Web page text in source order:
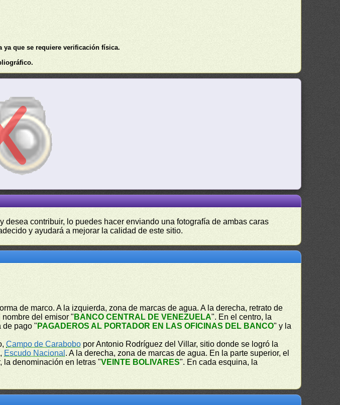
ya que se requiere verificación física.
contribuir, lo puedes hacer enviando una fotografía de ambas caras
y ayudará a mejorar la calidad de este sitio.
de marco. A la izquierda, zona de marcas de agua. A la derecha, retrato de
del emisor " BANCO CENTRAL DE VENEZUELA". En el centro, la
de pago " PAGADEROS AL PORTADOR EN LAS OFICINAS DEL BANCO" y la
Campo de Carabobo por Antonio Rodríguez del Villar, sitio donde se logró la
Escudo Nacional . A la derecha, zona de marcas de agua. En la parte superior, el
la denominación en letras "VEINTE BOLIVARES". En cada esquina, la